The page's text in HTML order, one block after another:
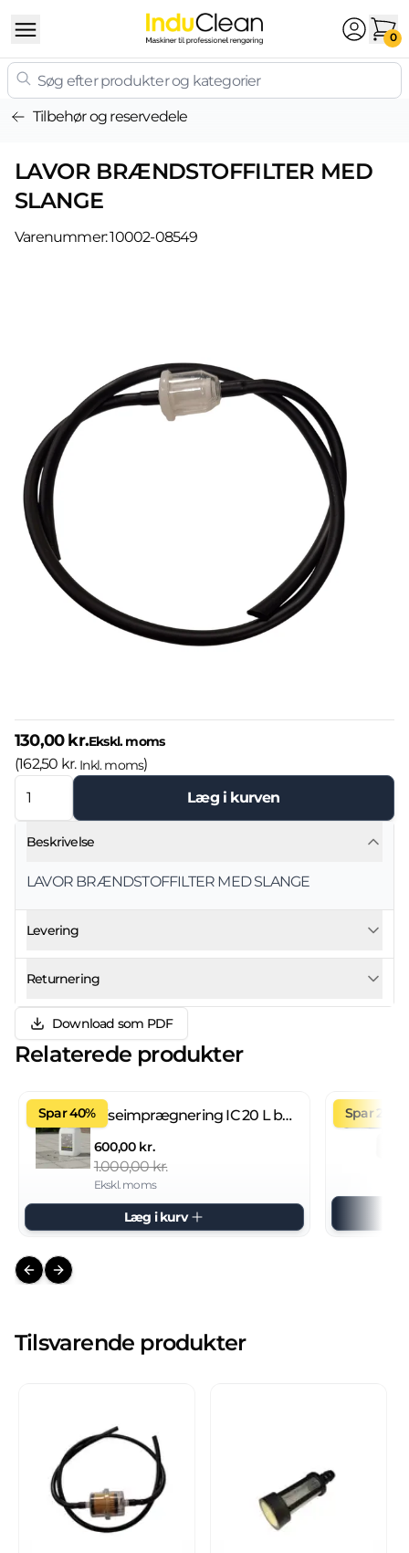
0
Tilbehør og reservedele
LAVOR BRÆNDSTOFFILTER MED
SLANGE
Varenummer:10002-08549
130,00 kr.Ekskl. moms
(162,50 kr. Inkl. moms)
Læg i kurven
Beskrivelse
LAVOR BRÆNDSTOFFILTER MED SLANGE
Levering
Returnering
Download som PDF
Relaterede produkter
Spar 40% Fliseimprægnering IC 20 L brugsklar
600,00 kr.
1.000,00 kr.
Ekskl. moms
Læg i kurv
Spar 27%
Previous slide
Next slide
Tilsvarende produkter